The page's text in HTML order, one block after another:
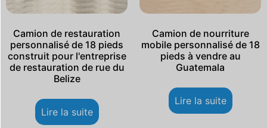
Camion de restauration
personnalisé de 18 pieds
construit pour l'entreprise
de restauration de rue du
Belize
Lire la suite
Camion de nourriture
mobile personnalisé de 18
pieds à vendre au
Guatemala
Lire la suite